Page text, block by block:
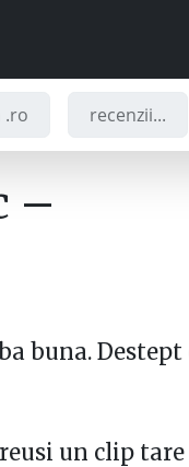
.ro recenzii...
–
buna. Destept
un clip